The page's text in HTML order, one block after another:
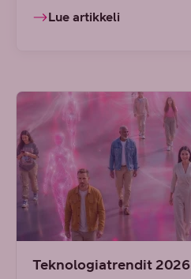
Lue artikkeli
Teknologiatrendit 2026